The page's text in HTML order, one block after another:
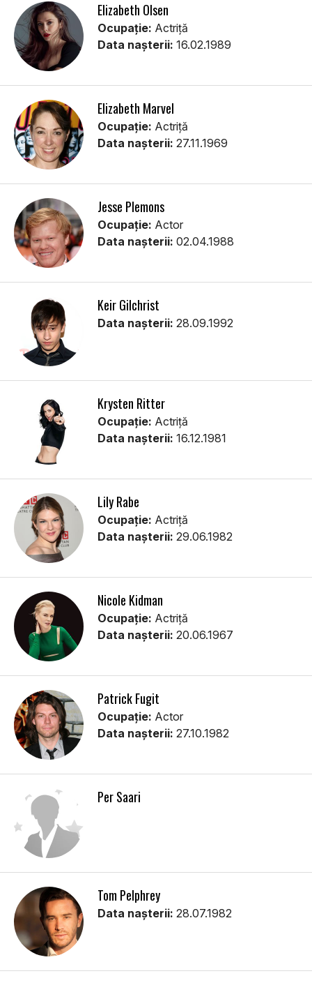
Elizabeth Olsen
Ocupație: Actriţă
Data nașterii: 16.02.1989
Elizabeth Marvel
Ocupație: Actriţă
Data nașterii: 27.11.1969
Jesse Plemons
Ocupație: Actor
Data nașterii: 02.04.1988
Keir Gilchrist
Data nașterii: 28.09.1992
Krysten Ritter
Ocupație: Actriță
Data nașterii: 16.12.1981
Lily Rabe
Ocupație: Actriță
Data nașterii: 29.06.1982
Nicole Kidman
Ocupație: Actriță
Data nașterii: 20.06.1967
Patrick Fugit
Ocupație: Actor
Data nașterii: 27.10.1982
Per Saari
Tom Pelphrey
Data nașterii: 28.07.1982